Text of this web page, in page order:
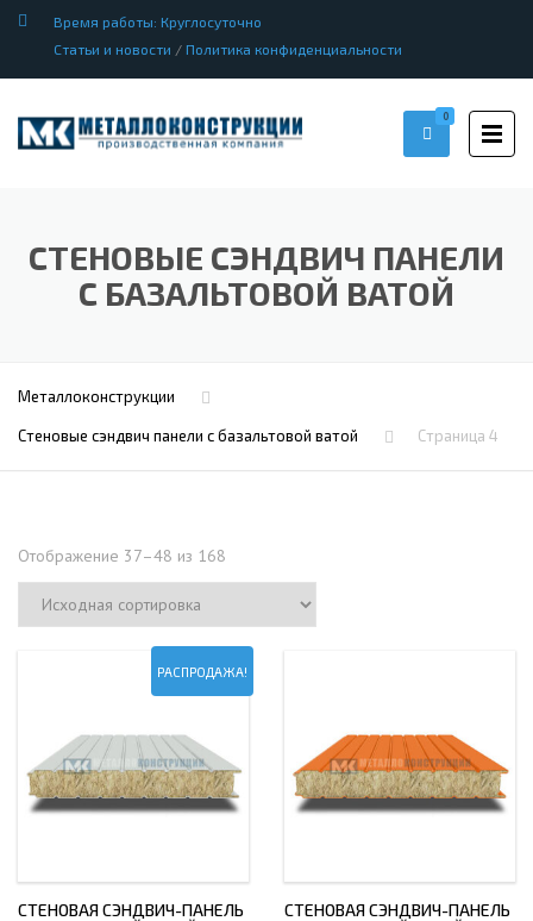
Время работы: Круглосуточно
Статьи и новости / Политика конфиденциальности
0
СТЕНОВЫЕ СЭНДВИЧ ПАНЕЛИ
С БАЗАЛЬТОВОЙ ВАТОЙ
Металлоконструкции
Стеновые сэндвич панели с базальтовой ватой Страница 4
Отображение 37–48 из 168
РАСПРОДАЖА!
СТЕНОВАЯ СЭНДВИЧ-ПАНЕЛЬ
СТЕНОВАЯ СЭНДВИЧ-ПАНЕЛЬ